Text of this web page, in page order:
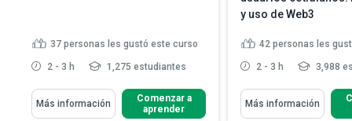
37 personas les gustó este curso
2 - 3 h 1,275 estudiantes
Más información
Comenzar a
aprender
y uso de Web3
42 personas les
2 - 3 h 3,988
Más información